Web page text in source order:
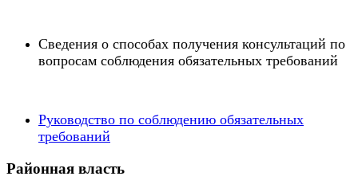
Сведения о способах получения консультаций по
вопросам соблюдения обязательных требований
Руководство по соблюдению обязательных
требований
Районная власть